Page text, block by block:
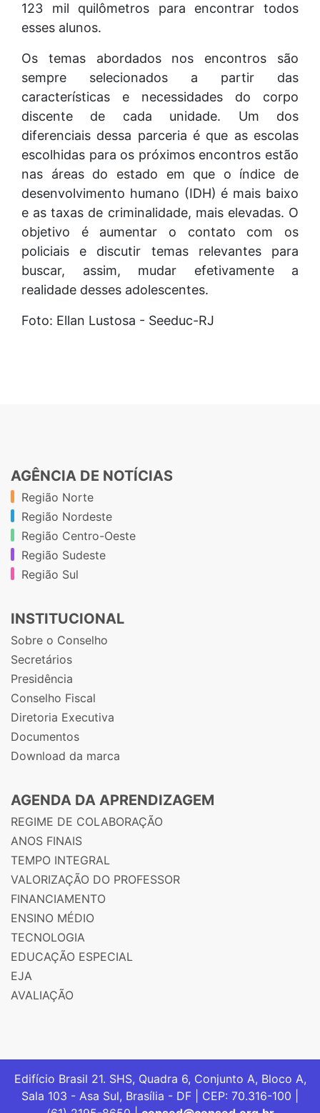
123 mil quilômetros para encontrar todos
esses alunos.
Os temas abordados nos encontros são
sempre selecionados a partir das
características e necessidades do corpo
discente de cada unidade. Um dos
diferenciais dessa parceria é que as escolas
escolhidas para os próximos encontros estão
nas áreas do estado em que o índice de
desenvolvimento humano (IDH) é mais baixo
e as taxas de criminalidade, mais elevadas. O
objetivo é aumentar o contato com os
policiais e discutir temas relevantes para
buscar, assim, mudar efetivamente a
realidade desses adolescentes.
Foto: Ellan Lustosa - Seeduc-RJ
AGÊNCIA DE NOTÍCIAS
Região Norte
Região Nordeste
Região Centro-Oeste
Região Sudeste
Região Sul
INSTITUCIONAL
Sobre o Conselho
Secretários
Presidência
Conselho Fiscal
Diretoria Executiva
Documentos
Download da marca
AGENDA DA APRENDIZAGEM
REGIME DE COLABORAÇÃO
ANOS FINAIS
TEMPO INTEGRAL
VALORIZAÇÃO DO PROFESSOR
FINANCIAMENTO
ENSINO MÉDIO
TECNOLOGIA
EDUCAÇÃO ESPECIAL
EJA
AVALIAÇÃO
Edifício Brasil 21. SHS, Quadra 6, Conjunto A, Bloco A,
Sala 103 - Asa Sul, Brasília - DF | CEP: 70.316-100 |